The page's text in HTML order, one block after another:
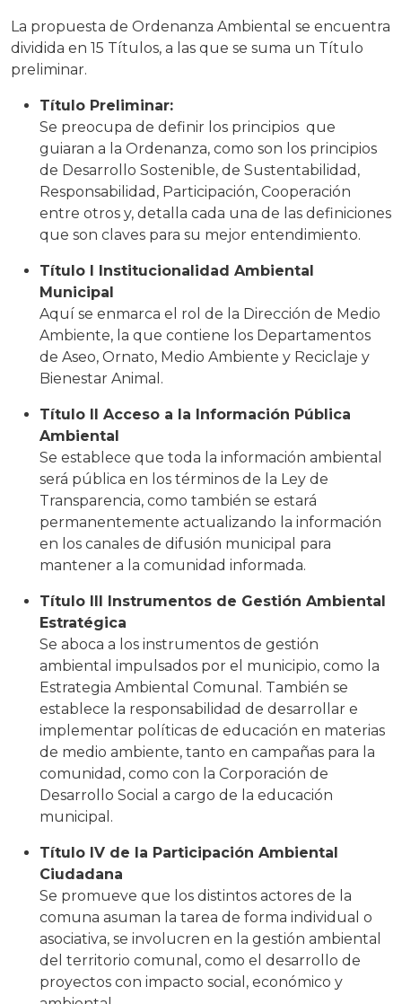
La propuesta de Ordenanza Ambiental se encuentra
dividida en 15 Títulos, a las que se suma un Título
preliminar.
Título Preliminar:
Se preocupa de definir los principios que
guiaran a la Ordenanza, como son los principios
de Desarrollo Sostenible, de Sustentabilidad,
Responsabilidad, Participación, Cooperación
entre otros y, detalla cada una de las definiciones
que son claves para su mejor entendimiento.
Título I Institucionalidad Ambiental
Municipal
Aquí se enmarca el rol de la Dirección de Medio
Ambiente, la que contiene los Departamentos
de Aseo, Ornato, Medio Ambiente y Reciclaje y
Bienestar Animal.
Título II Acceso a la Información Pública
Ambiental
Se establece que toda la información ambiental
será pública en los términos de la Ley de
Transparencia, como también se estará
permanentemente actualizando la información
en los canales de difusión municipal para
mantener a la comunidad informada.
Título III Instrumentos de Gestión Ambiental
Estratégica
Se aboca a los instrumentos de gestión
ambiental impulsados por el municipio, como la
Estrategia Ambiental Comunal. También se
establece la responsabilidad de desarrollar e
implementar políticas de educación en materias
de medio ambiente, tanto en campañas para la
comunidad, como con la Corporación de
Desarrollo Social a cargo de la educación
municipal.
Título IV de la Participación Ambiental
Ciudadana
Se promueve que los distintos actores de la
comuna asuman la tarea de forma individual o
asociativa, se involucren en la gestión ambiental
del territorio comunal, como el desarrollo de
proyectos con impacto social, económico y